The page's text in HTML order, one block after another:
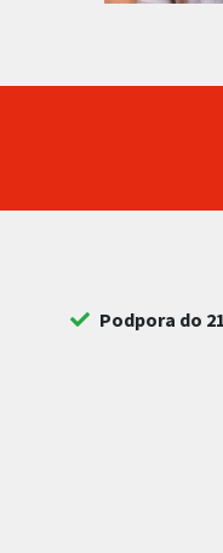
Podpora do